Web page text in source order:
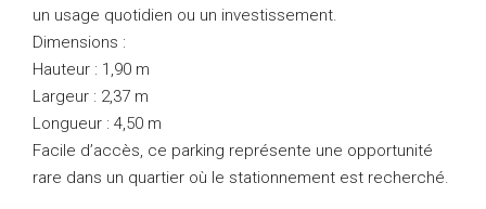
un usage quotidien ou un investissement.
Dimensions :
Hauteur : 1,90 m
Largeur : 2,37 m
Longueur : 4,50 m
Facile d’accès, ce parking représente une opportunité
rare dans un quartier où le stationnement est recherché.